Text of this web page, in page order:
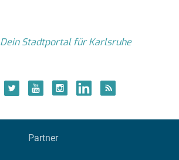
Dein Stadtportal für Karlsruhe
Partner